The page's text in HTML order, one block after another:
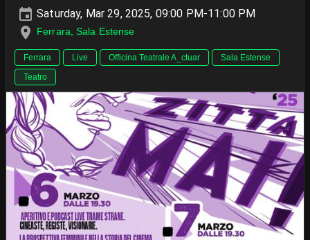
Saturday, Mar 29, 2025, 09:00 PM-11:00 PM
Ferrara, Sala Estense
Ferrara Live Officina Teatrale A_ctuar
Sala Estense
Teatro